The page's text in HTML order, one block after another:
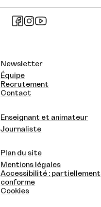
Newsletter
Équipe
Recrutement
Contact
Enseignant et animateur
Journaliste
Plan du site
Mentions légales
Accessibilité : partiellement
conforme
Cookies